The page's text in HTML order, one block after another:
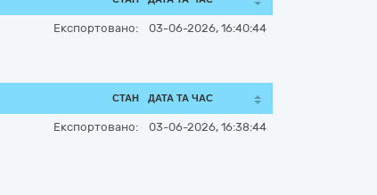
Експортовано: 03-06-2026, 16:40:44
СТАН ДАТА ТА ЧАС
Експортовано: 03-06-2026, 16:38:44